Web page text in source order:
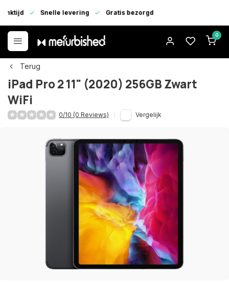
Snelle levering Gratis bezorgd
0
Terug
iPad Pro 2 11" (2020) 256GB Zwart
WiFi
0/10 (0 Reviews) Vergelijk